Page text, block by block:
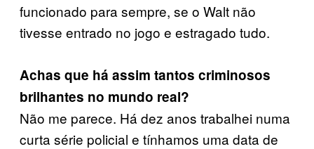
funcionado para sempre, se o Walt não
tivesse entrado no jogo e estragado tudo.
Achas que há assim tantos criminosos
brilhantes no mundo real?
Não me parece. Há dez anos trabalhei numa
curta série policial e tínhamos uma data de